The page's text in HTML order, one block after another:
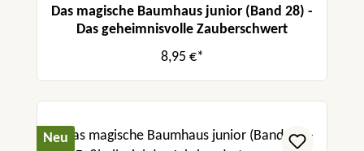
Das magische Baumhaus junior (Band 28) -
Das geheimnisvolle Zauberschwert
8,95 €*
Neu